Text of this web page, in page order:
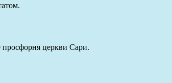
церкви Сари.